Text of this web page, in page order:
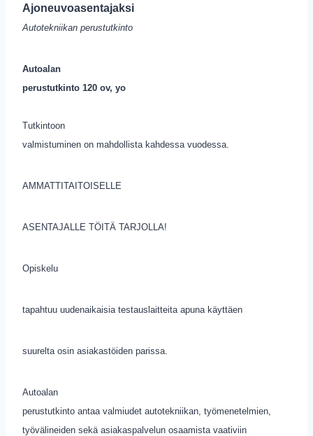
Ajoneuvoasentajaksi
Autotekniikan perustutkinto
Autoalan
perustutkinto 120 ov, yo
Tutkintoon
valmistuminen on mahdollista kahdessa vuodessa.
AMMATTITAITOISELLE
ASENTAJALLE TÖITÄ TARJOLLA!
Opiskelu
tapahtuu uudenaikaisia testauslaitteita apuna käyttäen
suurelta osin asiakastöiden parissa.
Autoalan
perustutkinto antaa valmiudet autotekniikan, työmenetelmien,
työvälineiden sekä asiakaspalvelun osaamista vaativiin